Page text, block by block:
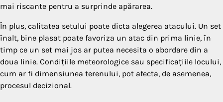
mai riscante pentru a surprinde apărarea.
În plus, calitatea setului poate dicta alegerea atacului. Un set
înalt, bine plasat poate favoriza un atac din prima linie, în
timp ce un set mai jos ar putea necesita o abordare din a
doua linie. Condițiile meteorologice sau specificațiile locului,
cum ar fi dimensiunea terenului, pot afecta, de asemenea,
procesul decizional.